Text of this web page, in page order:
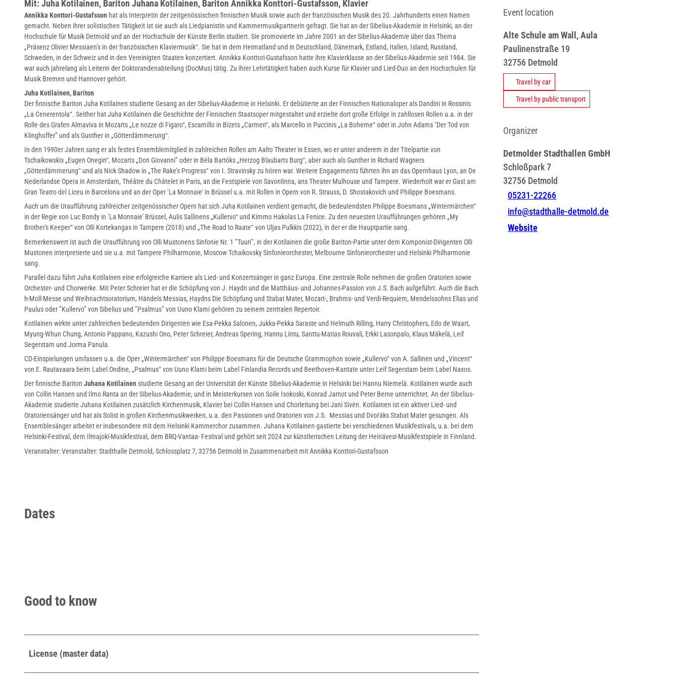
d
_
c
r
o
p
m
i
d
d
l
e
_
F
o
t
o
m
o
t
a
g
e
_
K
o
n
t
t
o
r
i
Mit: Juha Kotilainen, Bariton Juhana Kotilainen, Bariton Annikka Konttori-Gustafsson, Klavier
Annikka Konttori-Gustafsson hat als Interpretin der zeitgenössischen finnischen Musik sowie auch der französischen Musik des 20. Jahrhunderts einen Namen
gemacht. Neben ihrer solistischen Tätigkeit ist sie auch als Liedpianistin und Kammermusikpartnerin gefragt. Sie hat an der Sibelius-Akademie in Helsinki, an der
Hochschule für Musik Detmold und an der Hochschule der Künste Berlin studiert. Sie promovierte im Jahre 2001 an der Sibelius-Akademie über das Thema
„Präsenz Olivier Messiaen’s in der französischen Klaviermusik“. Sie hat in dem Heimatland und in Deutschland, Dänemark, Estland, Italien, Island, Russland,
Schweden, in der Schweiz und in den Vereinigten Staaten konzertiert. Annikka Konttori-Gustafsson hatte ihre Klavierklasse an der Sibelius-Akademie seit 1984. Sie
war auch jahrelang als Leiterin der Doktorandenabteilung (DocMus) tätig. Zu ihrer Lehrtätigkeit haben auch Kurse für Klavier und Lied-Duo an den Hochschulen für
Musik Bremen und Hannover gehört.
Juha Kotilainen, Bariton
Der finnische Bariton Juha Kotilainen studierte Gesang an der Sibelius-Akademie in Helsinki. Er debütierte an der Finnischen Nationaloper als Dandini in Rossinis
„La Cenerentola“. Seither hat Juha Kotilainen die Geschichte der Finnischen Staatsoper mitgestaltet und erzielte dort große Erfolge in zahllosen Rollen u.a. in der
Rolle des Grafen Almaviva in Mozarts „Le nozze di Figaro“, Escamillo in Bizets „Carmen“, als Marcello in Puccinis „La Boheme“ oder in John Adams "Der Tod von
Klinghoffer” und als Gunther in „Götterdämmerung“.
In den 1990er Jahren sang er als festes Ensemblemitglied in zahlreichen Rollen am Aalto Theater in Essen, wo er unter anderem in der Titelpartie von
Tschaikowskis „Eugen Onegin“, Mozarts „Don Giovanni” oder in Béla Bartóks „Herzog Blaubarts Burg“, aber auch als Gunther in Richard Wagners
„Götterdämmerung“ und als Nick Shadow in „The Rake’s Progress“ von I. Stravinsky zu hören war. Weitere Engagements führten ihn an das Opernhaus Lyon, an De
Nederlandse Opera in Amsterdam, Théâtre du Châtelet in Paris, an die Festspiele von Savonlinna, ans Theater Mulhouse und Tampere. Wiederholt war er Gast am
Gran Teatro del Liceu in Barcelona und an der Oper ’La Monnaie' in Brüssel u.a. mit Rollen in Opern von R. Strauss, D. Shostakovich und Philippe Boesmans.
Auch um die Uraufführung zahlreicher zeitgenössischer Opern hat sich Juha Kotilainen verdient gemacht, die bedeutendsten Philippe Boesmans „Wintermärchen“
in der Regie von Luc Bondy in ’La Monnaie' Brüssel, Aulis Sallinens „Kullervo“ und Kimmo Hakolas La Fenice. Zu den neuesten Uraufführungen gehören „My
Brother's Keeper“ von Olli Kortekangas in Tampere (2018) und „The Road to Raate“ von Uljas Pulkkis (2022), in der er die Hauptpartie sang.
Bemerkenswert ist auch die Uraufführung von Olli Mustonens Sinfonie Nr. 1 ”Tuuri”, in der Kotilainen die große Bariton-Partie unter dem Komponist-Dirigenten Olli
Mustonen interpretierte und sie u.a. mit Tampere Philharmonie, Moscow Tchaikovsky Sinfonieorchester, Melbourne Sinfonieorchester und Helsinki Philharmonie
sang.
Parallel dazu führt Juha Kotilainen eine erfolgreiche Karriere als Lied- und Konzertsänger in ganz Europa. Eine zentrale Rolle nehmen die großen Oratorien sowie
Orchester- und Chorwerke. Mit Peter Schreier hat er die Schöpfung von J. Haydn und die Matthäus- und Johannes-Passion von J.S. Bach aufgeführt. Auch die Bach
h-Moll-Messe und Weihnachtsoratorium, Händels Messias, Haydns Die Schöpfung und Stabat Mater, Mozart-, Brahms- und Verdi-Requiem, Mendelssohns Elias und
Paulus oder ”Kullervo” von Sibelius und ”Psalmus” von Uuno Klami gehören zu seinem zentralen Repertoir.
Kotilainen wirkte unter zahlreichen bedeutenden Dirigenten wie Esa-Pekka Salonen, Jukka-Pekka Saraste und Helmuth Rilling, Harry Christophers, Edo de Waart,
Myung-Whun Chung, Antonio Pappano, Kazushi Ono, Peter Schreier, Andreas Spering, Hannu Lintu, Santtu-Matias Rouvali, Erkki Lasonpalo, Klaus Mäkelä, Leif
Segerstam und Jorma Panula.
CD-Einspielungen umfassen u.a. die Oper „Wintermärchen“ von Philippe Boesmans für die Deutsche Grammophon sowie „Kullervo“ von A. Sallinen und „Vincent“
von E. Rautavaara beim Label Ondine, „Psalmus“ von Uuno Klami beim Label Finlandia Records und Beethoven-Kantate unter Leif Segerstam beim Label Naxos.
Der finnische Bariton Juhana Kotilainen studierte Gesang an der Universität der Künste Sibelius-Akademie in Helsinki bei Hannu Niemelä. Kotilainen wurde auch
von Collin Hansen und Ilmo Ranta an der Sibelius-Akademie, und in Meisterkursen von Soile Isokoski, Konrad Jarnot und Peter Berne unterrichtet. An der Sibelius-
Akademie studierte Juhana Kotilainen zusätzlich Kirchenmusik, Klavier bei Collin Hansen und Chorleitung bei Jani Sivén. Kotilainen ist ein aktiver Lied- und
Oratoriensänger und hat als Solist in großen Kirchenmusikwerken, u.a. den Passionen und Oratorien von J.S. Messias und Dvořáks Stabat Mater gesungen. Als
Ensemblesänger arbeitet er insbesondere mit dem Helsinki Kammerchor zusammen. Juhana Kotilainen gastierte bei verschiedenen Musikfestivals, u.a. bei dem
Helsinki-Festival, dem Ilmajoki-Musikfestival, dem BRQ-Vantaa- Festival und gehört seit 2024 zur künstlerischen Leitung der Heinävesi-Musikfestspiele in Finnland.
Veranstalter: Veranstalter: Stadthalle Detmold, Schlossplatz 7, 32756 Detmold in Zusammenarbeit mit Annikka Konttori-Gustafsson
Dates
Good to know
License (master data)
Event location
Alte Schule am Wall, Aula
Paulinenstraße 19
32756 Detmold
Travel by car
Travel by public transport
Organizer
Detmolder Stadthallen GmbH
Schloßpark 7
32756 Detmold
05231-22266
info@stadthalle-detmold.de
Website